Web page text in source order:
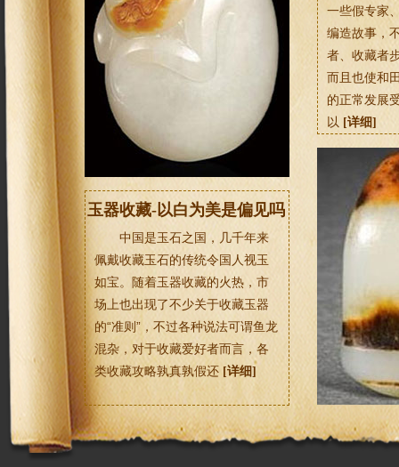
玉器收藏-以白为美是偏见吗
中国是玉石之国，几千年来
佩戴收藏玉石的传统令国人视玉
如宝。随着玉器收藏的火热，市
场上也出现了不少关于收藏玉器
的“准则”，不过各种说法可谓鱼龙
混杂，对于收藏爱好者而言，各
类收藏攻略孰真孰假还 [详细]
一些假专家
编造故事，
者、收藏者
而且也使和
的正常发展
以 [详细]